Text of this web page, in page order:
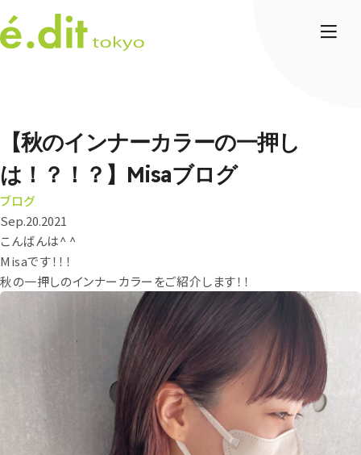
【秋のインナーカラーの一押し
は！？！？】Misaブログ
ブログ
Sep.20.2021
こんばんは^ ^
Misaです！！！
秋の一押しのインナーカラーをご紹介します！！